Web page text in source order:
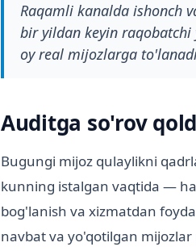
Raqamli kanalda ishonch
bir yildan keyin
oy real mijozlarga
Auditga so'rov
Bugungi mijoz qulaylikni
kunning istalgan vaqtida —
bog'lanish va xizmatdan
navbat va yo'qotilgan